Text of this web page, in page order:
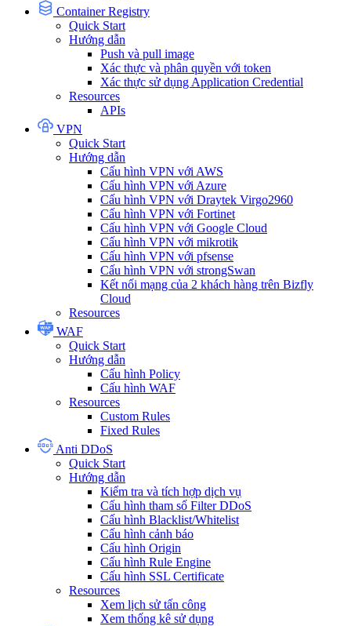
Container Registry
Quick Start
Hướng dẫn
Push và pull image
Xác thực và phân quyền với token
Xác thực sử dụng Application Credential
Resources
APIs
VPN
Quick Start
Hướng dẫn
Cấu hình VPN với AWS
Cấu hình VPN với Azure
Cấu hình VPN với Draytek Virgo2960
Cấu hình VPN với Fortinet
Cấu hình VPN với Google Cloud
Cấu hình VPN với mikrotik
Cấu hình VPN với pfsense
Cấu hình VPN với strongSwan
Kết nối mạng của 2 khách hàng trên Bizfly
Cloud
Resources
WAF
Quick Start
Hướng dẫn
Cấu hình Policy
Cấu hình WAF
Resources
Custom Rules
Fixed Rules
Anti DDoS
Quick Start
Hướng dẫn
Kiểm tra và tích hợp dịch vụ
Cấu hình tham số Filter DDoS
Cấu hình Blacklist/Whitelist
Cấu hình cảnh báo
Cấu hình Origin
Cấu hình Rule Engine
Cấu hình SSL Certificate
Resources
Xem lịch sử tấn công
Xem thống kê sử dụng